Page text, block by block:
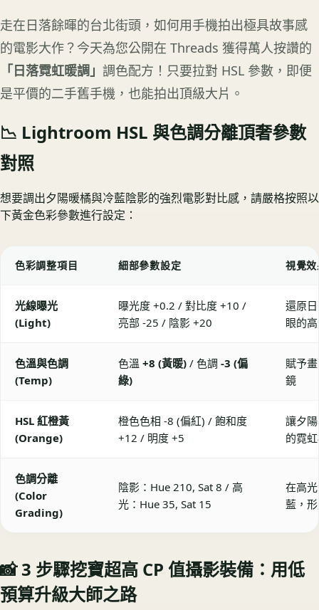
走在日落餘暉的台北街頭，如何用手機拍出極具故事感
的電影大作？今天為您公開在 Threads 獲得萬人按讚的
「日落霓虹暖調」 調色配方！只要拉對 HSL 參數，即便
是平價的二手舊手機，也能拍出頂級大片。
📉 Lightroom HSL 與色調分離頂奢參數
對照
想要調出夕陽暖橘與冷藍陰影的強烈電影對比感，請嚴格按照以
下黃金色彩參數進行設定：
色彩調整項目 細部參數設定 視覺
光線曝光
(Light)
曝光度 +0.2 / 對比度 +10 /
亮部 -25 / 陰影 +20
還原
眼的
色溫與色調
(Temp)
色溫 +8 (黃暖) / 色調 -3 (偏
綠)
賦予
鏡
HSL 紅橙黃
(Orange)
橙色色相 -8 (偏紅) / 飽和度
+12 / 明度 +5
讓夕
的霓
色調分離
(Color
Grading)
陰影：Hue 210, Sat 8 / 高
光：Hue 35, Sat 15
在高
藍，
📸 3 步驟挖寶超高 CP 值攝影裝備：用低
預算升級大師之路